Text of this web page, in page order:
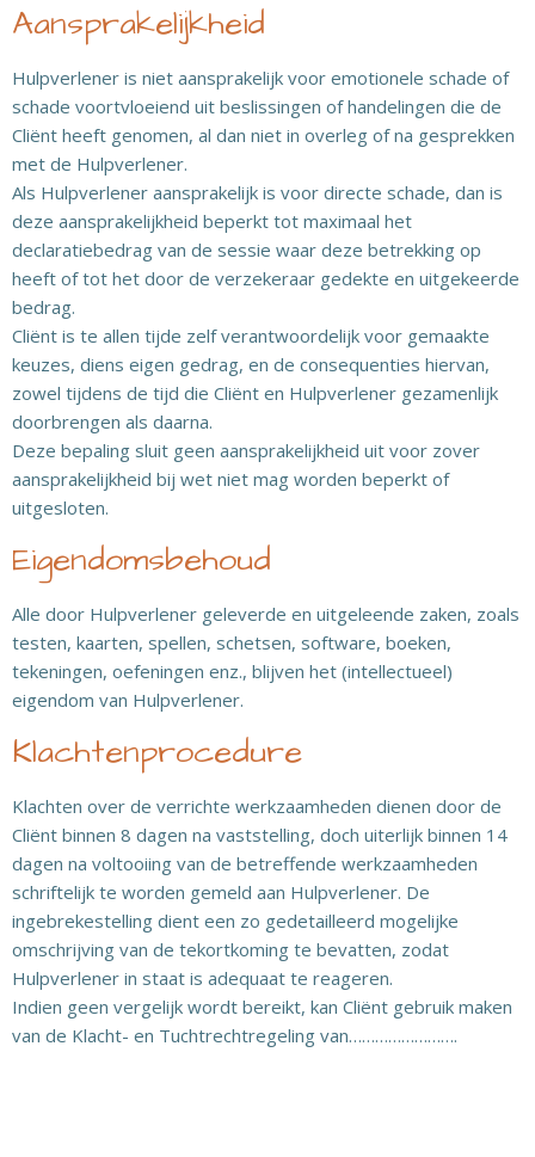
Aansprakelijkheid
Hulpverlener is niet aansprakelijk voor emotionele schade of
schade voortvloeiend uit beslissingen of handelingen die de
Cliënt heeft genomen, al dan niet in overleg of na gesprekken
met de Hulpverlener.
Als Hulpverlener aansprakelijk is voor directe schade, dan is
deze aansprakelijkheid beperkt tot maximaal het
declaratiebedrag van de sessie waar deze betrekking op
heeft of tot het door de verzekeraar gedekte en uitgekeerde
bedrag.
Cliënt is te allen tijde zelf verantwoordelijk voor gemaakte
keuzes, diens eigen gedrag, en de consequenties hiervan,
zowel tijdens de tijd die Cliënt en Hulpverlener gezamenlijk
doorbrengen als daarna.
Deze bepaling sluit geen aansprakelijkheid uit voor zover
aansprakelijkheid bij wet niet mag worden beperkt of
uitgesloten.
Eigendomsbehoud
Alle door Hulpverlener geleverde en uitgeleende zaken, zoals
testen, kaarten, spellen, schetsen, software, boeken,
tekeningen, oefeningen enz., blijven het (intellectueel)
eigendom van Hulpverlener.
Klachtenprocedure
Klachten over de verrichte werkzaamheden dienen door de
Cliënt binnen 8 dagen na vaststelling, doch uiterlijk binnen 14
dagen na voltooiing van de betreffende werkzaamheden
schriftelijk te worden gemeld aan Hulpverlener. De
ingebrekestelling dient een zo gedetailleerd mogelijke
omschrijving van de tekortkoming te bevatten, zodat
Hulpverlener in staat is adequaat te reageren.
Indien geen vergelijk wordt bereikt, kan Cliënt gebruik maken
van de Klacht- en Tuchtrechtregeling van…………………….